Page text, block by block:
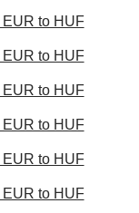
to HUF
to HUF
to HUF
to HUF
to HUF
to HUF